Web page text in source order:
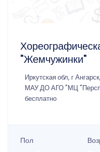
"Жемчужинки"
Иркутская обл, г
МАУ ДО АГО "МЦ
бесплатно
Пол